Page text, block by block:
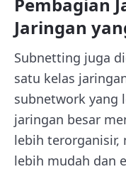
Jaringan
Subnetting juga
satu kelas
subnetwork yang
jaringan besar
lebih terorganisir,
lebih mudah dan